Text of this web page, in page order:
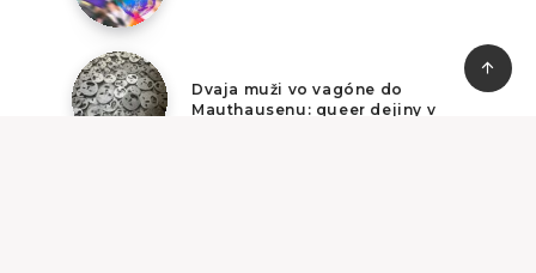
Dvaja muži vo vagóne do
Mauthausenu: queer dejiny v